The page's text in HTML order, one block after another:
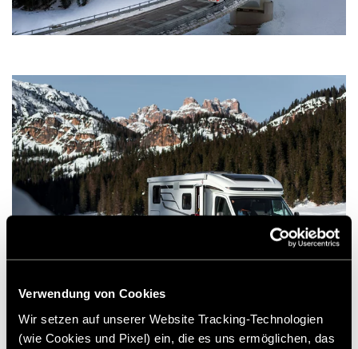
Verwendung von Cookies
Wir setzen auf unserer Website Tracking-Technologien
(wie Cookies und Pixel) ein, die es uns ermöglichen, das
Rutas de esquí como debe ser